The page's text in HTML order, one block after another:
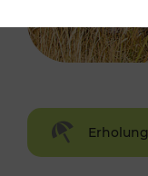
Erholung